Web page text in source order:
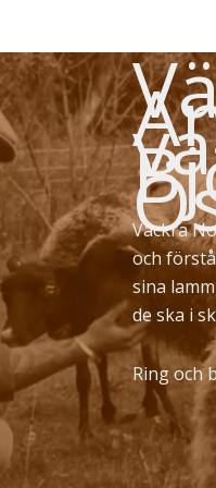
Vackra
och
sina
de ska i
Ring och